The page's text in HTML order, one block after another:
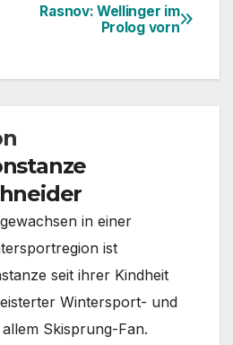
Rasnov: Wellinger im
Prolog vorn
in einer
ist
seit ihrer Kindheit
Wintersport- und
Skisprung-Fan.